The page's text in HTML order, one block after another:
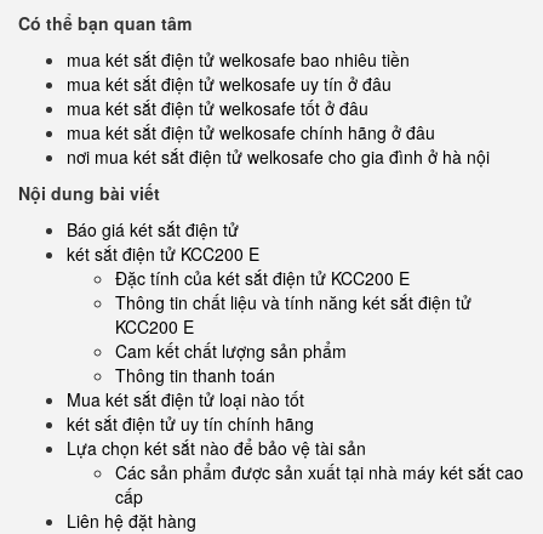
Có thể bạn quan tâm
mua két sắt điện tử welkosafe bao nhiêu tiền
mua két sắt điện tử welkosafe uy tín ở đâu
mua két sắt điện tử welkosafe tốt ở đâu
mua két sắt điện tử welkosafe chính hãng ở đâu
nơi mua két sắt điện tử welkosafe cho gia đình ở hà nội
Nội dung bài viết
Báo giá két sắt điện tử
két sắt điện tử KCC200 E
Đặc tính của két sắt điện tử KCC200 E
Thông tin chất liệu và tính năng két sắt điện tử
KCC200 E
Cam kết chất lượng sản phẩm
Thông tin thanh toán
Mua két sắt điện tử loại nào tốt
két sắt điện tử uy tín chính hãng
Lựa chọn két sắt nào để bảo vệ tài sản
Các sản phẩm được sản xuất tại nhà máy két sắt cao
cấp
Liên hệ đặt hàng